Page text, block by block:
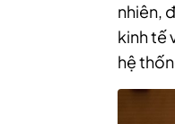
nhiên,
kinh tế
hệ